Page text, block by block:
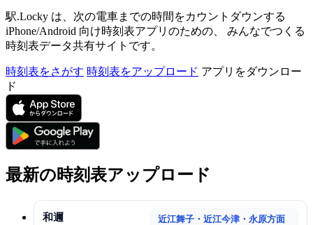
駅.Locky は、次の電車までの時間をカウントダウンする
iPhone/Android 向け時刻表アプリのための、 みんなでつくる
時刻表データ共有サイトです。
時刻表をさがす 時刻表をアップロード アプリをダウンロー
ド
最新の時刻表アップロード
和邇 近江舞子・近江今津・永原方面